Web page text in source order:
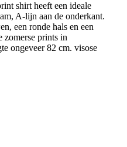
shirt heeft een ideale
A-lijn aan de onderkant.
een ronde hals en een
zomerse prints in
ongeveer 82 cm. visose